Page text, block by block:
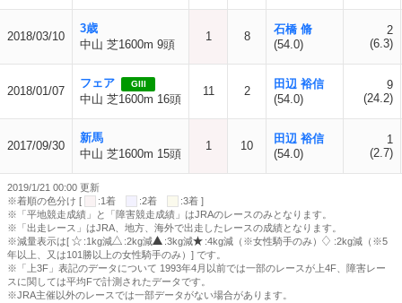
2018/03/10
3歳
中山 芝1600m 9頭
1 8
石橋 脩
(54.0)
2
(6.3)
2018/01/07
フェア GIII
中山 芝1600m 16頭
11 2
田辺 裕信
(54.0)
9
(24.2)
2017/09/30
新馬
中山 芝1600m 15頭
1 10
田辺 裕信
(54.0)
1
(2.7)
2019/1/21 00:00 更新
※着順の色分け [
:1着 :2着
:3着 ]
※「平地競走成績」と「障害競走成績」はJRAのレースのみとなります。
※「出走レース」はJRA、地方、海外で出走したレースの成績となります。
※減量表示は[
:1kg減 :2kg減 :3kg減 :4kg減（※女性騎手のみ）
:2kg減（※5
年以上、又は101勝以上の女性騎手のみ）] です。
※「上3F」表記のデータについて 1993年4月以前では一部のレースが上4F、障害レー
スに関しては平均Fで計測されたデータです。
※JRA主催以外のレースでは一部データがない場合があります。